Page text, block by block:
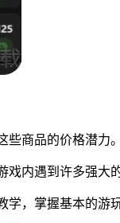
些商品的价格潜力。
内遇到许多强大
，掌握基本的游